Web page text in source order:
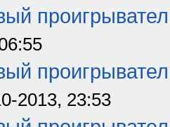
2013, 23:53